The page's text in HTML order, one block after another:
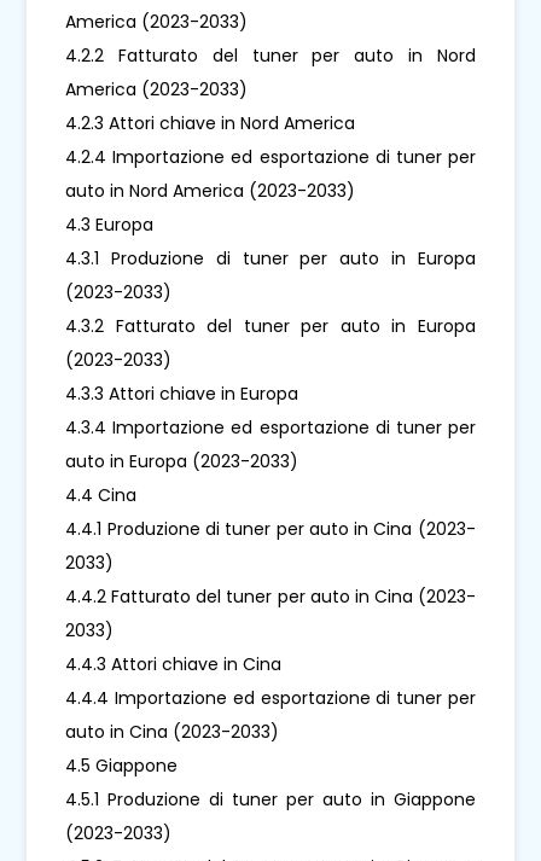
America (2023-2033)
4.2.2 Fatturato del tuner per auto in Nord
America (2023-2033)
4.2.3 Attori chiave in Nord America
4.2.4 Importazione ed esportazione di tuner per
auto in Nord America (2023-2033)
4.3 Europa
4.3.1 Produzione di tuner per auto in Europa
(2023-2033)
4.3.2 Fatturato del tuner per auto in Europa
(2023-2033)
4.3.3 Attori chiave in Europa
4.3.4 Importazione ed esportazione di tuner per
auto in Europa (2023-2033)
4.4 Cina
4.4.1 Produzione di tuner per auto in Cina (2023-
2033)
4.4.2 Fatturato del tuner per auto in Cina (2023-
2033)
4.4.3 Attori chiave in Cina
4.4.4 Importazione ed esportazione di tuner per
auto in Cina (2023-2033)
4.5 Giappone
4.5.1 Produzione di tuner per auto in Giappone
(2023-2033)